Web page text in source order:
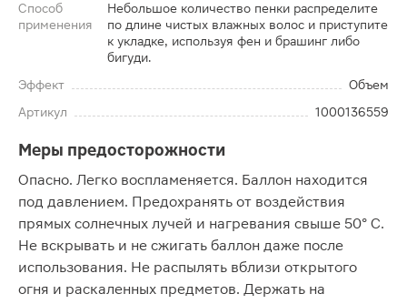
Способ
применения
Небольшое количество пенки распределите
по длине чистых влажных волос и приступите
к укладке, используя фен и брашинг либо
бигуди.
Эффект
Объем
Артикул
1000136559
Меры предосторожности
Опасно. Легко воспламеняется. Баллон находится
под давлением. Предохранять от воздействия
прямых солнечных лучей и нагревания свыше 50° C.
Не вскрывать и не сжигать баллон даже после
использования. Не распылять вблизи открытого
огня и раскаленных предметов. Держать на